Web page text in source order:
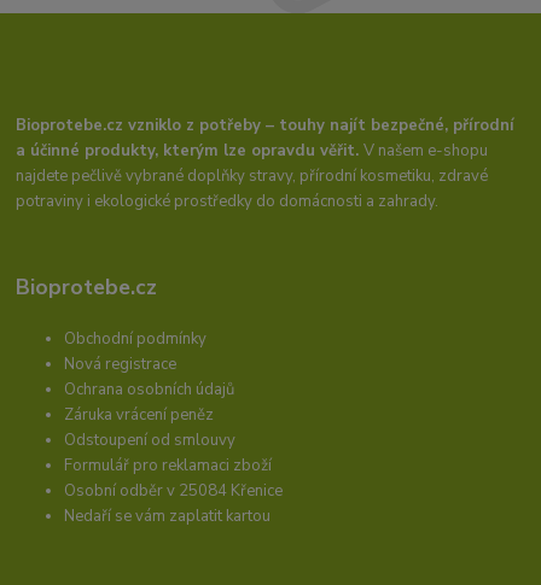
Bioprotebe.cz vzniklo z potřeby – touhy najít bezpečné, přírodní
a účinné produkty, kterým lze opravdu věřit.V našem e-shopu
najdete pečlivě vybrané doplňky stravy, přírodní kosmetiku, zdravé
potraviny i ekologické prostředky do domácnosti a zahrady.
Bioprotebe.cz
Obchodní podmínky
Nová registrace
Ochrana osobních údajů
Záruka vrácení peněz
Odstoupení od smlouvy
Formulář pro reklamaci zboží
Osobní odběr v 25084 Křenice
Nedaří se vám zaplatit kartou